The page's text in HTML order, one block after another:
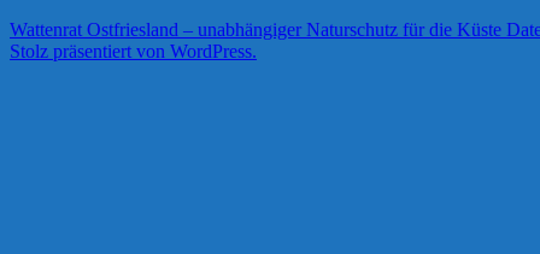
Wattenrat Ostfriesland – unabhängiger Naturschutz für die Küste
Stolz präsentiert von WordPress.